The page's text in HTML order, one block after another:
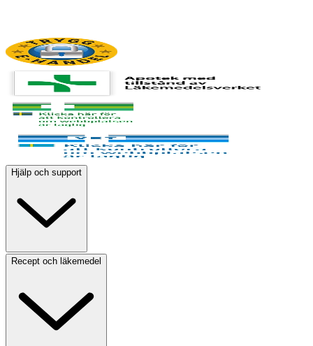
Hjälp och support
Recept och läkemedel